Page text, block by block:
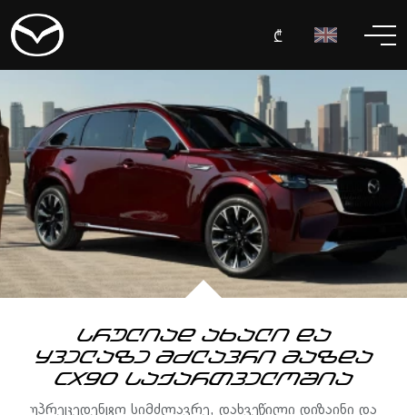
₾
სრულიად ახალი და
ყველაზე მძლავრი მაზდა
CX90 საქართველოშია
უპრეცედენტო სიმძლავრე, დახვეწილი დიზაინი და